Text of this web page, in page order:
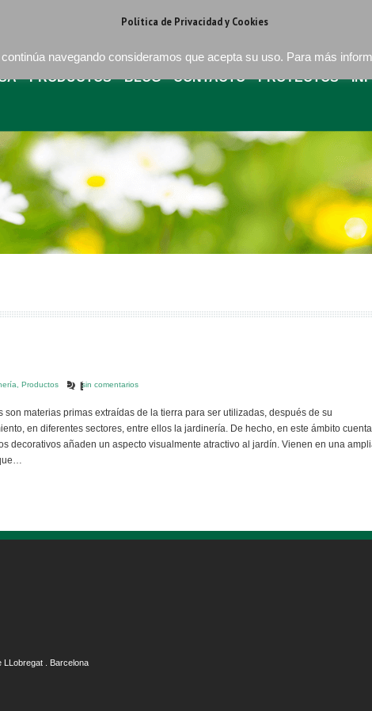
PRODUCTOS BLOG CONTACTO PROYECTOS
Productos sin comentarios
son materias primas extraídas de la tierra para ser utilizadas, después de su
en diferentes sectores, entre ellos la jardinería. De hecho, en este ámbito cuenta
decorativos añaden un aspecto visualmente atractivo al jardín. Vienen en una
LLobregat . Barcelona
Política de Privacidad y Cookies
navegando consideramos que acepta su uso. Para más